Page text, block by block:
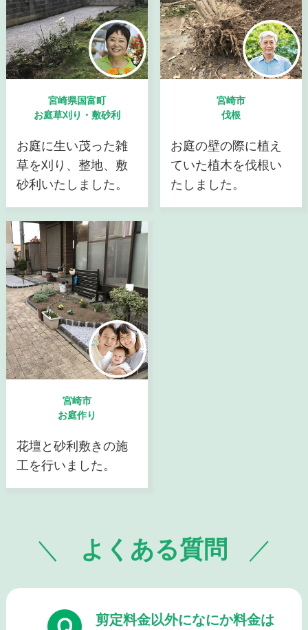
宮崎県国富町
お庭草刈り・敷砂利
お庭に生い茂った雑
草を刈り、整地、敷
砂利いたしました。
宮崎市
伐根
お庭の壁の際に植え
ていた植木を伐根い
たしました。
宮崎市
お庭作り
花壇と砂利敷きの施
工を行いました。
よくある質問
剪定料金以外になにか料金は